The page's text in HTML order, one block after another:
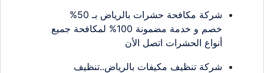
شركة مكافحة حشرات بالرياض بـ 50%
خصم و خدمة مضمونة 100% لمكافحة جميع
أنواع الحشرات اتصل الأن
شركة تنظيف مكيفات بالرياض..تنظيف